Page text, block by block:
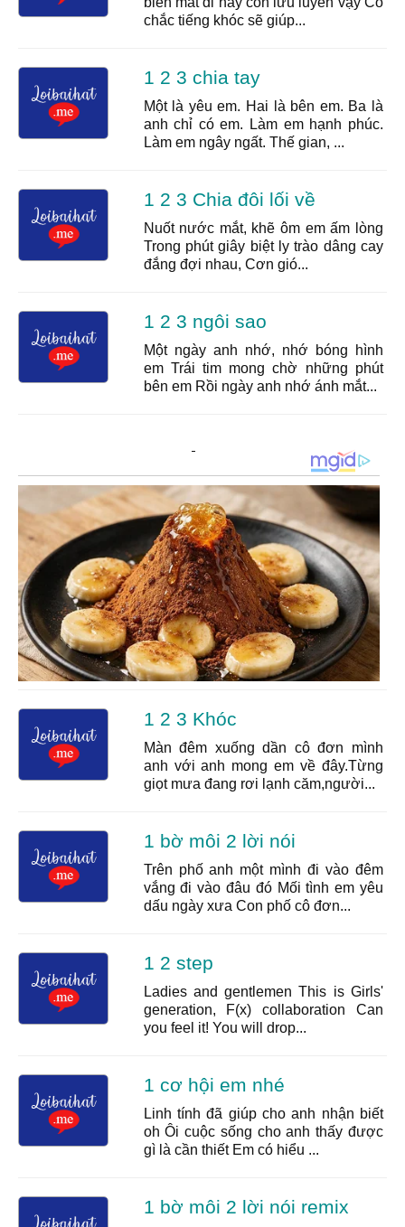
chắc tiếng khóc sẽ giúp...
1 2 3 chia tay
Một là yêu em. Hai là bên em. Ba là
anh chỉ có em. Làm em hạnh phúc.
Làm em ngây ngất. Thế gian, ...
1 2 3 Chia đôi lối về
Nuốt nước mắt, khẽ ôm em ấm lòng
Trong phút giây biệt ly trào dâng cay
đắng đợi nhau, Cơn gió...
1 2 3 ngôi sao
Một ngày anh nhớ, nhớ bóng hình
em Trái tim mong chờ những phút
bên em Rồi ngày anh nhớ ánh mắt...
1 2 3 Khóc
Màn đêm xuống dần cô đơn mình
anh với anh mong em về đây.Từng
giọt mưa đang rơi lạnh căm,người...
1 bờ môi 2 lời nói
Trên phố anh một mình đi vào đêm
vắng đi vào đâu đó Mối tình em yêu
dấu ngày xưa Con phố cô đơn...
1 2 step
Ladies and gentlemen This is Girls'
generation, F(x) collaboration Can
you feel it! You will drop...
1 cơ hội em nhé
Linh tính đã giúp cho anh nhận biết
oh Ôi cuộc sống cho anh thấy được
gì là cần thiết Em có hiểu ...
1 bờ môi 2 lời nói remix